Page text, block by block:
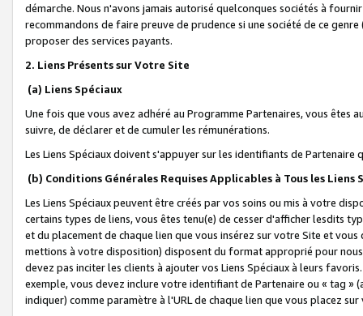
démarche. Nous n'avons jamais autorisé quelconques sociétés à
recommandons de faire preuve de prudence si une société de ce
proposer des services payants.
2. Liens Présents sur Votre Site
(a) Liens Spéciaux
Une fois que vous avez adhéré au Programme Partenaires, vous êtes
suivre, de déclarer et de cumuler les rémunérations.
Les Liens Spéciaux doivent s'appuyer sur les identifiants de Partenaire
(b) Conditions Générales Requises Applicables à Tous les Liens
Les Liens Spéciaux peuvent être créés par vos soins ou mis à votre
certains types de liens, vous êtes tenu(e) de cesser d'afficher lesdits
et du placement de chaque lien que vous insérez sur votre Site et
mettions à votre disposition) disposent du format approprié pour
devez pas inciter les clients à ajouter vos Liens Spéciaux à leurs
exemple, vous devez inclure votre identifiant de Partenaire ou « tag
indiquer) comme paramètre à l'URL de chaque lien que vous placez